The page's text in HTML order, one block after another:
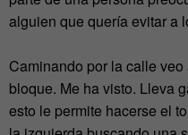
alguien que quería evitar a
Caminando por la calle
bloque. Me ha visto. Lleva
esto le permite hacerse el